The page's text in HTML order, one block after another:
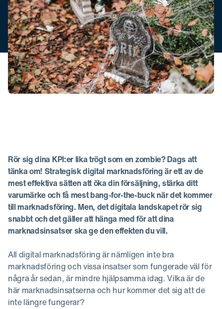
Rör sig dina KPI:er lika trögt som en zombie? Dags att
tänka om! Strategisk digital marknadsföring är ett av de
mest effektiva sätten att öka din försäljning, stärka ditt
varumärke och få mest bang-for-the-buck när det kommer
till marknadsföring. Men, det digitala landskapet rör sig
snabbt och det gäller att hänga med för att dina
marknadsinsatser ska ge den effekten du vill.
All digital marknadsföring är nämligen inte bra
marknadsföring och vissa insatser som fungerade väl för
några år sedan, är mindre hjälpsamma idag. Vilka är de
här marknadsinsatserna och hur kommer det sig att de
inte längre fungerar?